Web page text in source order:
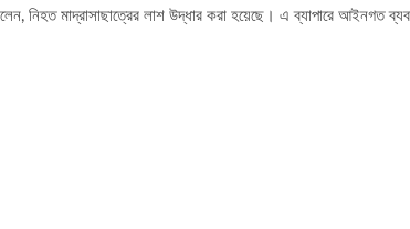
নিহত মাদ্রাসাছাত্রের লাশ উদ্ধার করা হয়েছে। এ ব্যাপারে আইনগত